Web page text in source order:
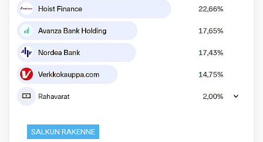
SALKUN RAKENNE